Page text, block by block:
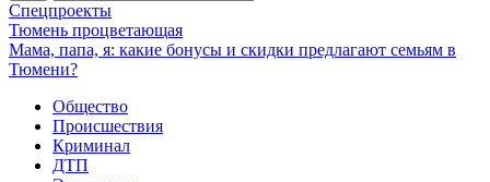
Спецпроекты
Тюмень процветающая
Мама, папа, я: какие бонусы и скидки предлагают семьям в
Тюмени?
Общество
Происшествия
Криминал
ДТП